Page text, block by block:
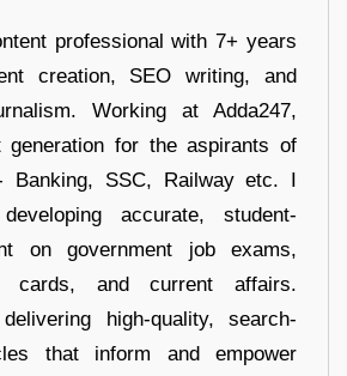
professional with 7+ years
creation, SEO writing, and
Working at Adda247,
generation for the aspirants of
SSC, Railway etc. I
accurate, student-
on government job exams,
cards, and current affairs.
high-quality, search-
that inform and empower